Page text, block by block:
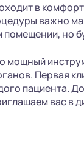
в
важно
но
мощный
Первая
пациента.
вас в